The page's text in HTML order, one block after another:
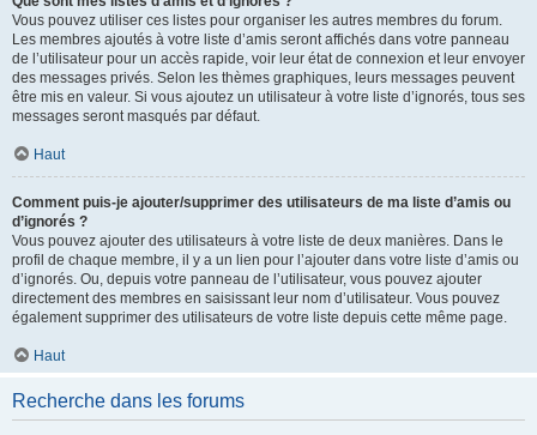
Vous pouvez utiliser ces listes pour organiser les autres membres du forum.
Les membres ajoutés à votre liste d’amis seront affichés dans votre panneau
de l’utilisateur pour un accès rapide, voir leur état de connexion et leur envoyer
des messages privés. Selon les thèmes graphiques, leurs messages peuvent
être mis en valeur. Si vous ajoutez un utilisateur à votre liste d’ignorés, tous ses
messages seront masqués par défaut.
Haut
Comment puis-je ajouter/supprimer des utilisateurs de ma liste d’amis ou
d’ignorés ?
Vous pouvez ajouter des utilisateurs à votre liste de deux manières. Dans le
profil de chaque membre, il y a un lien pour l’ajouter dans votre liste d’amis ou
d’ignorés. Ou, depuis votre panneau de l’utilisateur, vous pouvez ajouter
directement des membres en saisissant leur nom d’utilisateur. Vous pouvez
également supprimer des utilisateurs de votre liste depuis cette même page.
Haut
Recherche dans les forums